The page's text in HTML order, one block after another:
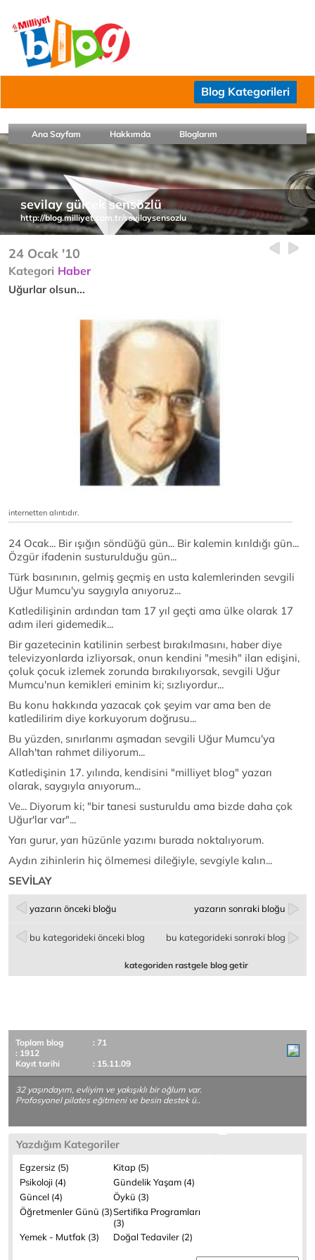
Blog Kategorileri
Ana Sayfam Hakkımda Bloglarım
sevilay gülcek sensözlü
http://blog.milliyet.com.tr/sevilaysensozlu
24 Ocak '10
Kategori Haber
Uğurlar olsun...
internetten alıntıdır.
24 Ocak... Bir ışığın söndüğü gün... Bir kalemin kırıldığı gün...
Özgür ifadenin susturulduğu gün...
Türk basınının, gelmiş geçmiş en usta kalemlerinden sevgili
Uğur Mumcu'yu saygıyla anıyoruz...
Katledilişinin ardından tam 17 yıl geçti ama ülke olarak 17
adım ileri gidemedik...
Bir gazetecinin katilinin serbest bırakılmasını, haber diye
televizyonlarda izliyorsak, onun kendini "mesih" ilan edişini,
çoluk çocuk izlemek zorunda bırakılıyorsak, sevgili Uğur
Mumcu'nun kemikleri eminim ki; sızlıyordur...
Bu konu hakkında yazacak çok şeyim var ama ben de
katledilirim diye korkuyorum doğrusu...
Bu yüzden, sınırlarımı aşmadan sevgili Uğur Mumcu'ya
Allah'tan rahmet diliyorum...
Katledişinin 17. yılında, kendisini "milliyet blog" yazarı
olarak, saygıyla anıyorum...
Ve... Diyorum ki; "bir tanesi susturuldu ama bizde daha çok
Uğur'lar var"...
Yarı gurur, yarı hüzünle yazımı burada noktalıyorum.
Aydın zihinlerin hiç ölmemesi dileğiyle, sevgiyle kalın...
SEVİLAY
yazarın önceki bloğu yazarın sonraki bloğu
bu kategorideki önceki blog bu kategorideki sonraki blog
kategoriden rastgele blog getir
Toplam blog
: 71
: 1912
Kayıt tarihi
: 15.11.09
32 yaşındayım, evliyim ve yakışıklı bir oğlum var.
Profosyonel pilates eğitmeni ve besin destek ü..
Yazdığım Kategoriler
Egzersiz (5)
Kitap (5)
Psikoloji (4)
Gündelik Yaşam (4)
Güncel (4)
Öykü (3)
Öğretmenler Günü (3)Sertifika Programları
(3)
Yemek - Mutfak (3) Doğal Tedaviler (2)